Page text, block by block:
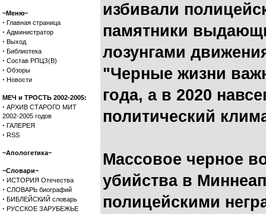
~Меню~
· Главная страница
· Администратор
· Выход
· Библиотека
· Состав РПЦЗ(В)
· Обзоры
· Новости
МЕЧ и ТРОСТЬ 2002-2005:
· АРХИВ СТАРОГО МИТ
2002-2005 годов
· ГАЛЕРЕЯ
· RSS
~Апологетика~
~Словари~
· ИСТОРИЯ Отечества
· СЛОВАРЬ биографий
· БИБЛЕЙСКИЙ словарь
· РУССКОЕ ЗАРУБЕЖЬЕ
избивали
памятники
лозунгами
"Черные жизни
года, а в 2020
политический
Массовое черное
убийства в
полицейскими